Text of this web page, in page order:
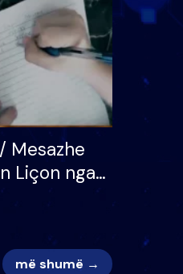
Mesazhe
Liçon nga
më shumë →